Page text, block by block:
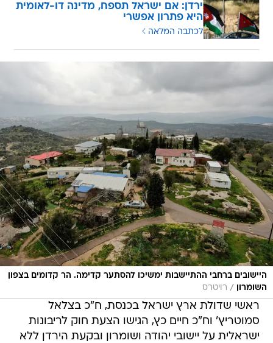
ירדן: אם ישראל תספח, מדינה דו-לאומית
היא פתרון אפשרי
לכתבה המלאה
היישובים ברחבי ההתיישבות ימשיכו להסתער קדימה. הר קדומים בצפון
השומרון
/ רויטרס
ראשי שדולת ארץ ישראל בכנסת, ח"כ בצלאל
סמוטריץ' וח"כ חיים כץ, הגישו הצעת חוק לריבונות
ישראלית על יישובי יהודה ושומרון ובקעת הירדן ללא